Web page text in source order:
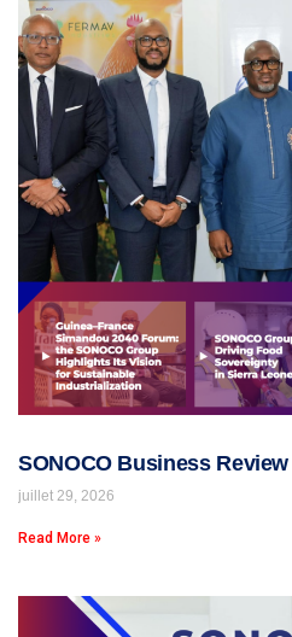
SONOCO Business Review
juillet 29, 2026
Read More »